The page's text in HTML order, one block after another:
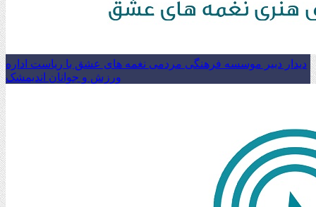
دیدار دبیر موسسه فرهنگی مردمی نغمه های عشق با ریاست اداره
ورزش و جوانان اندیمشک